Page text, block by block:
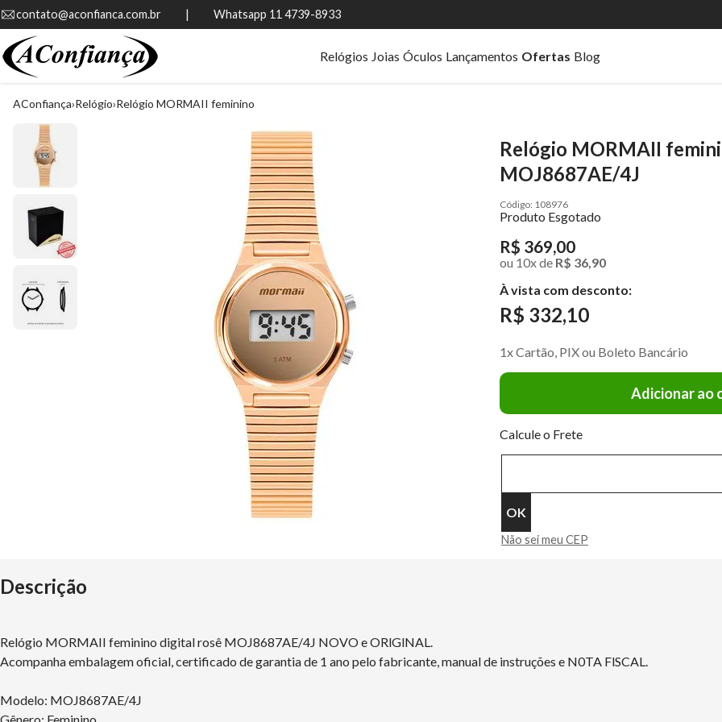
contato@aconfianca.com.br          |          Whatsapp 11 4739-8933
Relógios Joias Óculos Lançamentos Ofertas Blog
AConfiança Relógio Relógio MORMAII feminino
Relógio MORMAII
MOJ8687AE/4J
108976
Produto Esgotado
R$ 369,00
ou 10xde R$ 36,90
À vista com desconto:
R$ 332,10
1x Cartão, PIX ou Boleto Bancário
Adicionar ao
Calcule o Frete
Não sei meu CEP
Descrição
Relógio MORMAII feminino digital rosê MOJ8687AE/4J NOVO e ORlGlNAL.
Acompanha embalagem oficial, certificado de garantia de 1 ano pelo fabricante, manual de instruções e N0TA FlSCAL.
Modelo: MOJ8687AE/4J